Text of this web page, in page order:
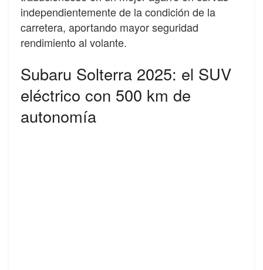
independientemente de la condición de la
carretera, aportando mayor seguridad
rendimiento al volante.
Subaru Solterra 2025: el SUV
eléctrico con 500 km de
autonomía